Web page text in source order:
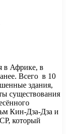
в Африке, в
Всего в 10
здания,
существования
Кин-Дза-Дза и
который